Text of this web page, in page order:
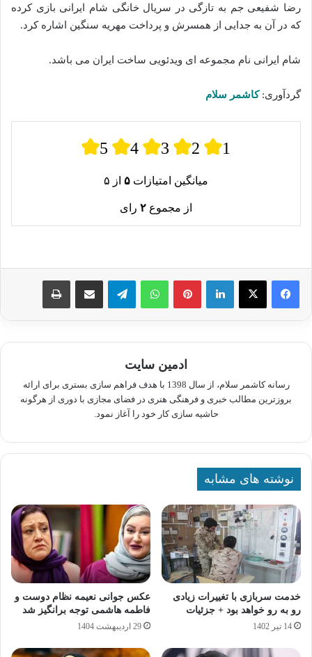
رضا شفیعی جم به تازگی در سریال خانگی شام ایرانی بازی کرده
که در آن به جدایی از همسرش و پرداخت مهریه سنگین اشاره کرد.
شام ایرانی نام مجموعه ای ویدئویی ساخت ایران می باشد.
گردآوری:کاشمر سلام
5 4 3 2 1
میانگین امتیازات ۵ از ۵
از مجموع ۲ رای
لینکدین پینترستواتس آپ تلگرام اشتراک گذاری از طریق ایمیل چاپ
ادمین سایت
رسانه کاشمر سلام، از سال 1398 با هدف فراهم سازی بستری برای ارائه
بروزترین مطالب خبری و فرهنگی هنری در فضای مجازی با دوری از هرگونه
حاشیه سازی کار خود را آغاز نمود.
نوشته های مشابه
خدمت سربازی با تغییرات زیادی
رو به رو خواهد بود + جزئیات
14 تیر 1402
عکس جوانی نعیمه نظام دوست و
فاطمه هاشمی توجه برانگیز شد
29 اردیبهشت 1404